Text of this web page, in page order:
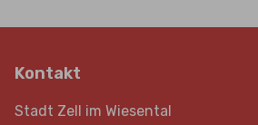
Kontakt
Stadt Zell im Wiesental